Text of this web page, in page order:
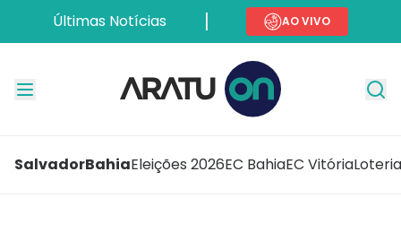
Últimas Notícias AO VIVO
SalvadorBahiaEleições 2026EC BahiaEC Vitória